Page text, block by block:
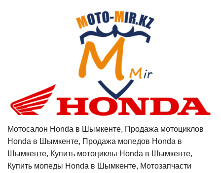
Мотосалон Honda в Шымкенте, Продажа мотоциклов
Honda в Шымкенте, Продажа мопедов Honda в
Шымкенте, Купить мотоциклы Honda в Шымкенте,
Купить мопеды Honda в Шымкенте, Мотозапчасти